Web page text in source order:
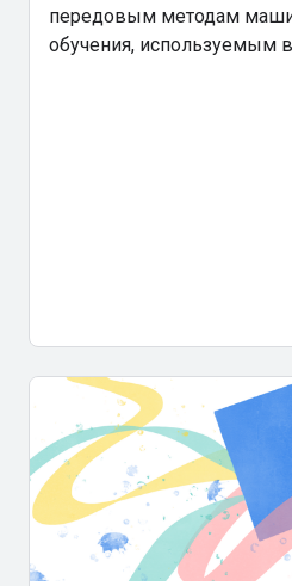
передовым методам
обучения, используемым